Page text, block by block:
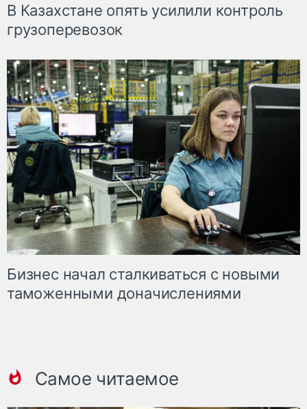
В Казахстане опять усилили контроль
грузоперевозок
Бизнес начал сталкиваться с новыми
таможенными доначислениями
Самое читаемое